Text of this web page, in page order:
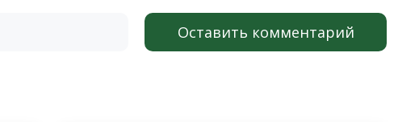
Оставить комментарий